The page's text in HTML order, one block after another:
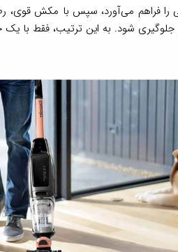
را فراهم می‌آورد، سپس با مکش
جلوگیری شود. به این ترتیب، فقط